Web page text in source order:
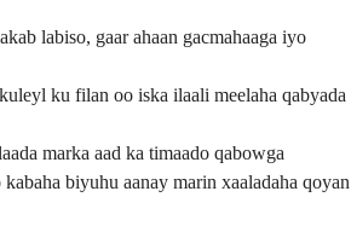
labiso, gaar ahaan gacmahaaga iyo
ku filan oo iska ilaali meelaha qabyada
marka aad ka timaado qabowga
biyuhu aanay marin xaaladaha qoyan